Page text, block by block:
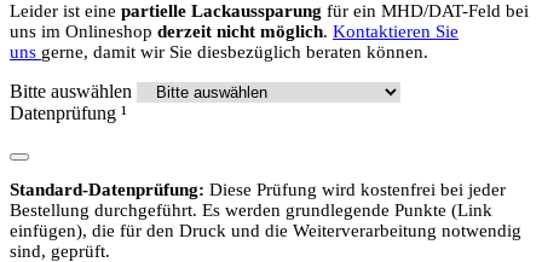
Leider ist eine partielle Lackaussparung für ein MHD/DAT-Feld bei
uns im Onlineshop derzeit nicht möglich. Kontaktieren Sie
uns gerne, damit wir Sie diesbezüglich beraten können.
Bitte auswählen
Datenprüfung ¹
Standard-Datenprüfung: Diese Prüfung wird kostenfrei bei jeder
Bestellung durchgeführt. Es werden grundlegende Punkte (Link
einfügen), die für den Druck und die Weiterverarbeitung notwendig
sind, geprüft.